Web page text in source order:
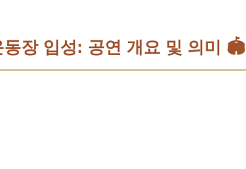
동장 입성: 공연 개요 및 의미 🏟️